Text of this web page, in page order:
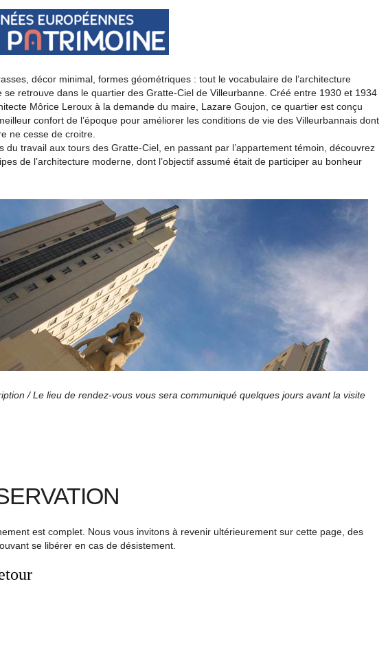
décor minimal, formes géométriques : tout le vocabulaire de l’architecture
se retrouve dans le quartier des Gratte-Ciel de Villeurbanne. Créé entre 1930 et 1934
Môrice Leroux à la demande du maire, Lazare Goujon, ce quartier est conçu
confort de l’époque pour améliorer les conditions de vie des Villeurbannais dont
ne cesse de croitre.
du travail aux tours des Gratte-Ciel, en passant par l’appartement témoin, découvrez
de l’architecture moderne, dont l’objectif assumé était de participer au bonheur
/Le lieu de rendez-vous vous sera communiqué quelques jours avant la visite
est complet. Nous vous invitons à revenir ultérieurement sur cette page, des
se libérer en cas de désistement.